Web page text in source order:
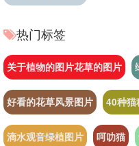
热门标签
关于植物的图片花草的图片
好看的花草风景图片 40种猫
滴水观音绿植图片 呵叻猫